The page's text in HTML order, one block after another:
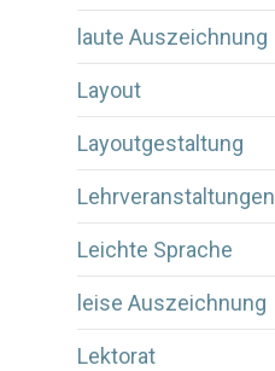
laute Auszeichnung
Layout
Layoutgestaltung
Lehrveranstaltungen
Leichte Sprache
leise Auszeichnung
Lektorat